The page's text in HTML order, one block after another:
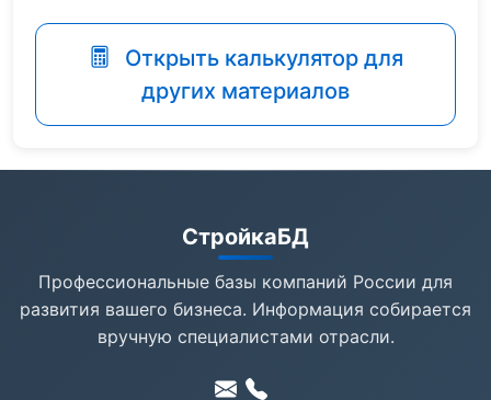
Открыть калькулятор для
других материалов
СтройкаБД
Профессиональные базы компаний России для
развития вашего бизнеса. Информация собирается
вручную специалистами отрасли.